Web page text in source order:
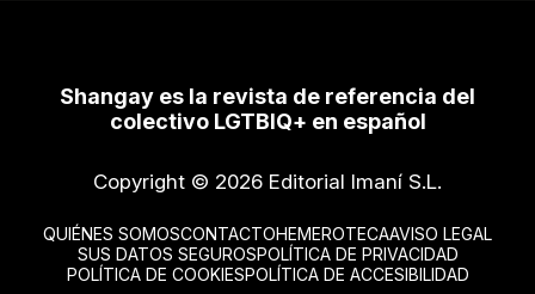
Shangay es la revista de referencia del
colectivo LGTBIQ+ en español
Copyright © 2026 Editorial Imaní S.L.
QUIÉNES SOMOSCONTACTOHEMEROTECAAVISO LEGAL
SUS DATOS SEGUROSPOLÍTICA DE PRIVACIDAD
POLÍTICA DE COOKIESPOLÍTICA DE ACCESIBILIDAD